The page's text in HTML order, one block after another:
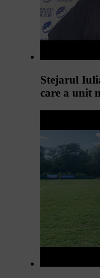
Stejarul
care a unit